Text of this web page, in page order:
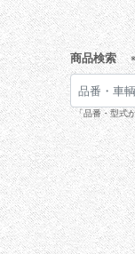
商品検索
「品番・型式